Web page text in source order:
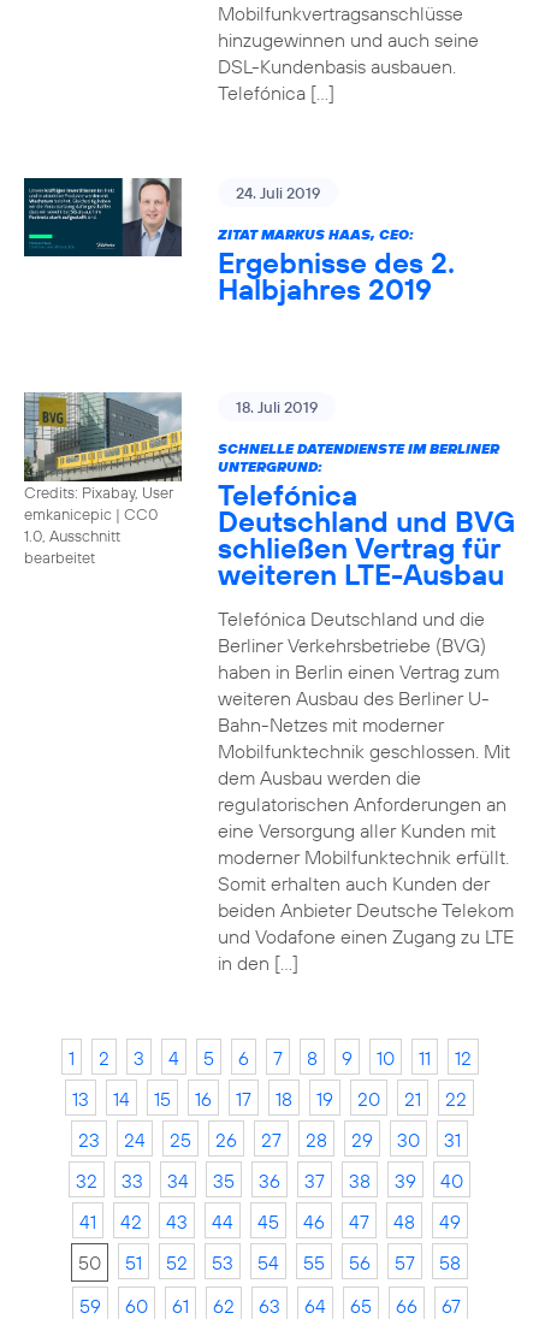
Mobilfunkvertragsanschlüsse
hinzugewinnen und auch seine
DSL-Kundenbasis ausbauen.
Telefónica […]
24. Juli 2019
ZITAT MARKUS HAAS, CEO:
Ergebnisse des 2.
Halbjahres 2019
Credits: Pixabay, User
emkanicepic | CC0
1.0, Ausschnitt
bearbeitet
18. Juli 2019
SCHNELLE DATENDIENSTE IM BERLINER
UNTERGRUND:
Telefónica
Deutschland und BVG
schließen Vertrag für
weiteren LTE-Ausbau
Telefónica Deutschland und die
Berliner Verkehrsbetriebe (BVG)
haben in Berlin einen Vertrag zum
weiteren Ausbau des Berliner U-
Bahn-Netzes mit moderner
Mobilfunktechnik geschlossen. Mit
dem Ausbau werden die
regulatorischen Anforderungen an
eine Versorgung aller Kunden mit
moderner Mobilfunktechnik erfüllt.
Somit erhalten auch Kunden der
beiden Anbieter Deutsche Telekom
und Vodafone einen Zugang zu LTE
in den […]
1 2 3 4 5 6 7 8 9 10 11
12
13
14 15 16 17 18 19 20 21
22
23
24 25 26 27 28 29 30
31
32
33 34 35 36 37 38 39
40
41
42 43 44 45 46 47 48
49
50
51 52 53 54 55 56 57
58
59
60 61 62 63 64 65 66
67